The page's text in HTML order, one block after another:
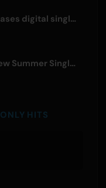
Kawanishi Natsuki releases digital single 'Sayonara wa Ichiban Kirei na Atashi de'
KOMOREBI Releases New Summer Single 'Letsu Natsu'
ONLY HITS